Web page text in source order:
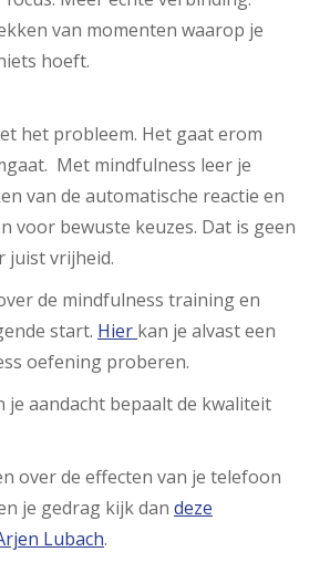
van momenten waarop je
hoeft.
het probleem. Het gaat erom
Met mindfulness leer je
van de automatische reactie en
voor bewuste keuzes. Dat is geen
juist vrijheid.
de mindfulness training en
start. Hier kan je alvast een
oefening proberen.
je aandacht bepaalt de kwaliteit
over de effecten van je telefoon
je gedrag kijk dan deze
Lubach.